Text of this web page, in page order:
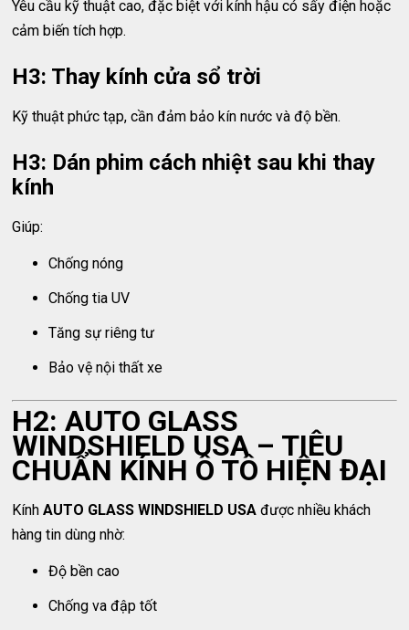
Yêu cầu kỹ thuật cao, đặc biệt với kính hậu có sấy điện hoặc
cảm biến tích hợp.
H3: Thay kính cửa sổ trời
Kỹ thuật phức tạp, cần đảm bảo kín nước và độ bền.
H3: Dán phim cách nhiệt sau khi thay
kính
Giúp:
Chống nóng
Chống tia UV
Tăng sự riêng tư
Bảo vệ nội thất xe
H2: AUTO GLASS
WINDSHIELD USA – TIÊU
CHUẨN KÍNH Ô TÔ HIỆN ĐẠI
KínhAUTO GLASS WINDSHIELD USA được nhiều khách
hàng tin dùng nhờ:
Độ bền cao
Chống va đập tốt